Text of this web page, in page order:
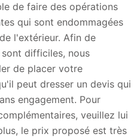
de faire des opérations
qui sont endommagées
l'extérieur. Afin de
difficiles, nous
de placer votre
peut dresser un devis qui
engagement. Pour
veuillez lui
le prix proposé est très